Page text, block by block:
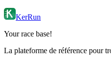
KerRun
Your race base!
La plateforme de référence pour